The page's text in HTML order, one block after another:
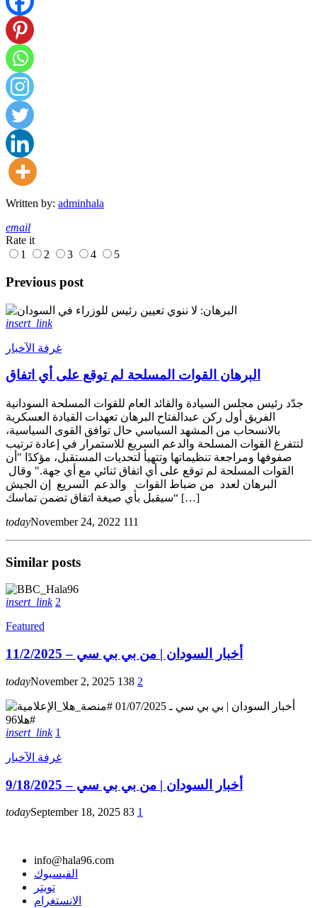
Written by: adminhala
email
Rate it
1
2 3 4 5
Previous post
insert_link
غرفة الآخبار
البرهان القوات المسلحة لم توقع على أي اتفاق
جدّد رئيس مجلس السيادة والقائد العام للقوات المسلحة السودانية
الفريق أول ركن عبدالفتاح البرهان تعهدات القيادة العسكرية
بالانسحاب من المشهد السياسي حال توافق القوى السياسية،
لتتفرغ القوات المسلحة والدعم السريع للاستمرار في إعادة ترتيب
صفوفها ومراجعة تنظيماتها وتتهيأ لتحديات المستقبل، مؤكدًا "أن
القوات المسلحة لم توقع على أي اتفاق ثنائي مع أي جهة." وقال
البرهان لعدد من ضباط القوات والدعم السريع إن الجيش
“سيقبل بأي صيغة اتفاق تضمن تماسك […]
todayNovember 24, 2022 111
Similar posts
insert_link 2
Featured
أخبار السودان | من بي بي سي – 11/2/2025
todayNovember 2, 2025 138 2
insert_link 1
غرفة الآخبار
أخبار السودان | من بي بي سي – 9/18/2025
todaySeptember 18, 2025 83 1
info@hala96.com
الفيسبوك
تويتر
الانستغرام